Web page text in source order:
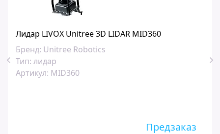
Лидар LIVOX Unitree 3D LIDAR MID360
Бренд: Unitree Robotics
Тип: лидар
Артикул: MID360
Предзаказ